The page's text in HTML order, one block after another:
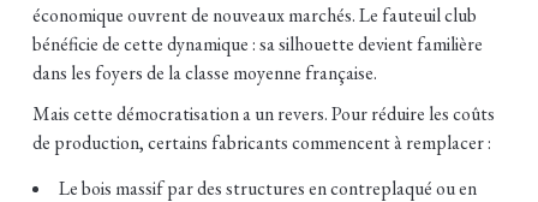
économique ouvrent de nouveaux marchés. Le fauteuil club
bénéficie de cette dynamique : sa silhouette devient familière
dans les foyers de la classe moyenne française.
Mais cette démocratisation a un revers. Pour réduire les coûts
de production, certains fabricants commencent à remplacer :
Le bois massif par des structures en contreplaqué ou en